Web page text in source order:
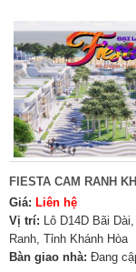
FIESTA CAM RANH
Giá: Liên hệ
Vị trí: Lô D14D Bãi
Ranh, Tỉnh Khánh Hòa
Bàn giao nhà: Đang